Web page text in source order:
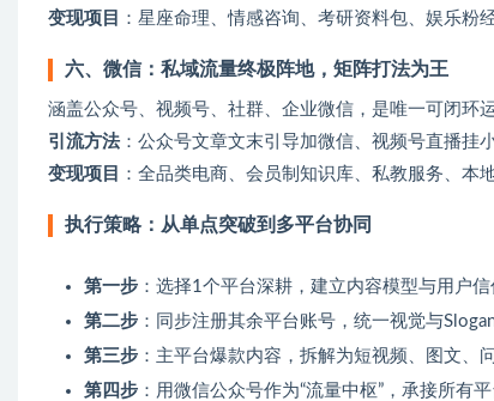
变现项目
：星座命理、情感咨询、考研资料包、娱乐粉
六、微信：私域流量终极阵地，矩阵打法为王
涵盖公众号、视频号、社群、企业微信，是唯一可闭环
引流方法：公众号文章文末引导加微信、视频号直播挂
变现项目
：全品类电商、会员制知识库、私教服务、本
执行策略：从单点突破到多平台协同
第一步 ：选择1个平台深耕，建立内容模型与用户
第二步 ：同步注册其余平台账号，统一视觉与
第三步 ：主平台爆款内容，拆解为短视频、图文、
第四步 ：用微信公众号作为“流量中枢”，承接所有